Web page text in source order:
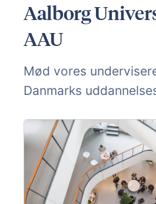
Aalborg
AAU
Mød vores
Danmarks